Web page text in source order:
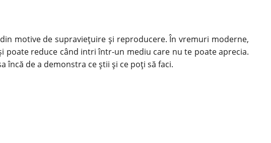
motivede supraviețuire și reproducere. În vremuri moderne,
poate reduce când intri într-un mediu care nu te poate aprecia.
încă de a demonstra ce știi și ce poți să faci.